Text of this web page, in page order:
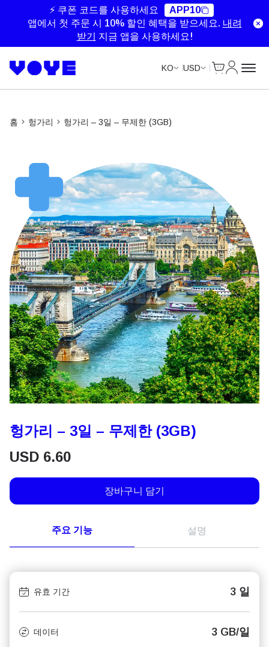
⚡ 쿠폰 코드를 사용하세요
APP10
앱에서 첫 주문 시 10% 할인 혜택을 받으세요. 내려
받기
지금 앱을 사용하세요!
KO USD
홈 헝가리 헝가리 – 3일 – 무제한 (3GB)
헝가리 – 3일 – 무제한 (3GB)
USD 6.60
장바구니 담기
주요 기능 설명
유효 기간 3 일
데이터 3 GB/일
Unlimited Data
Unlimited Data
Unlimited Data